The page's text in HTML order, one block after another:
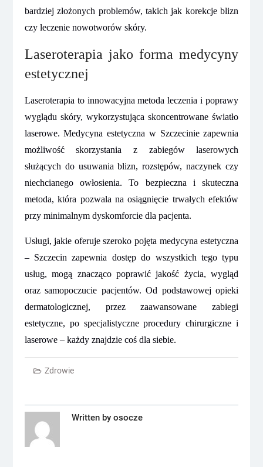
bardziej złożonych problemów, takich jak korekcje blizn
czy leczenie nowotworów skóry.
Laseroterapia jako forma medycyny
estetycznej
Laseroterapia to innowacyjna metoda leczenia i poprawy
wyglądu skóry, wykorzystująca skoncentrowane światło
laserowe. Medycyna estetyczna w Szczecinie zapewnia
możliwość skorzystania z zabiegów laserowych
służących do usuwania blizn, rozstępów, naczynek czy
niechcianego owłosienia. To bezpieczna i skuteczna
metoda, która pozwala na osiągnięcie trwałych efektów
przy minimalnym dyskomforcie dla pacjenta.
Usługi, jakie oferuje szeroko pojęta medycyna estetyczna
– Szczecin zapewnia dostęp do wszystkich tego typu
usług, mogą znacząco poprawić jakość życia, wygląd
oraz samopoczucie pacjentów. Od podstawowej opieki
dermatologicznej, przez zaawansowane zabiegi
estetyczne, po specjalistyczne procedury chirurgiczne i
laserowe – każdy znajdzie coś dla siebie.
Zdrowie
Written by osocze